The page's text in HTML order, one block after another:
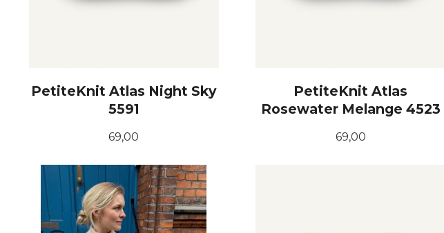
PetiteKnit Atlas Night Sky
5591
Pris
69,00
KJØP
PetiteKnit Atlas
Rosewater Melange 4523
Pris
69,00